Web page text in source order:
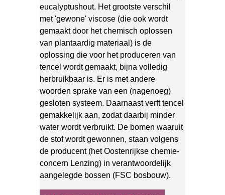
eucalyptushout. Het grootste verschil
met 'gewone' viscose (die ook wordt
gemaakt door het chemisch oplossen
van plantaardig materiaal) is de
oplossing die voor het produceren van
tencel wordt gemaakt, bijna volledig
herbruikbaar is. Er is met andere
woorden sprake van een (nagenoeg)
gesloten systeem. Daarnaast verft tencel
gemakkelijk aan, zodat daarbij minder
water wordt verbruikt. De bomen waaruit
de stof wordt gewonnen, staan volgens
de producent (het Oostenrijkse chemie-
concern Lenzing) in verantwoordelijk
aangelegde bossen (FSC bosbouw).